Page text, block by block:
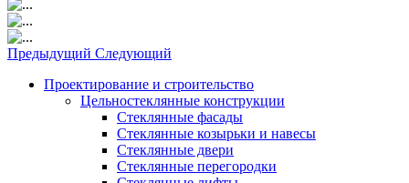
Предыдущий Следующий
Проектирование и строительство
Цельностеклянные конструкции
Стеклянные фасады
Стеклянные козырьки и навесы
Стеклянные двери
Стеклянные перегородки